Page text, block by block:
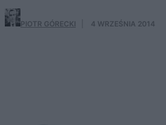
PIOTR GÓRECKI 4 WRZEŚNIA 2014